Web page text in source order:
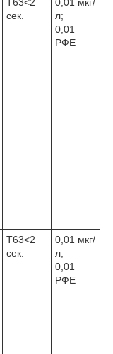
сек.
л;
0,01
РФЕ
Т63<2
сек.
0,01 мкг/
л;
0,01
РФЕ